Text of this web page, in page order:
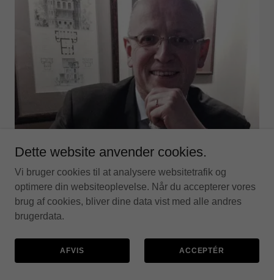
Dette website anvender cookies.
Vi bruger cookies til at analysere websitetrafik og
optimere din websiteoplevelse. Når du accepterer vores
brug af cookies, bliver dine data vist med alle andres
brugerdata.
AFVIS ACCEPTÉR